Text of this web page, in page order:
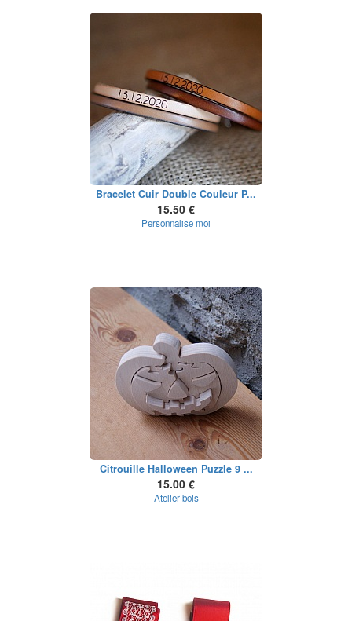
Bracelet Cuir Double Couleur P...
15.50 €
Personnalise moi
Citrouille Halloween Puzzle 9 ...
15.00 €
Atelier bois